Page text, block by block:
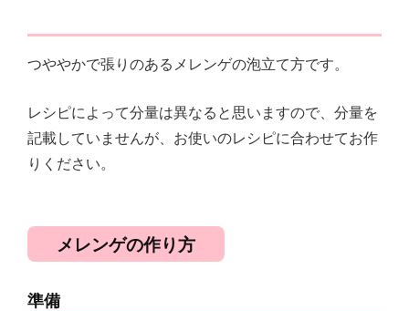
つややかで張りのあるメレンゲの泡立て方です。
レシピによって分量は異なると思いますので、分量を
記載していませんが、お使いのレシピに合わせてお作
りください。
メレンゲの作り方
準備